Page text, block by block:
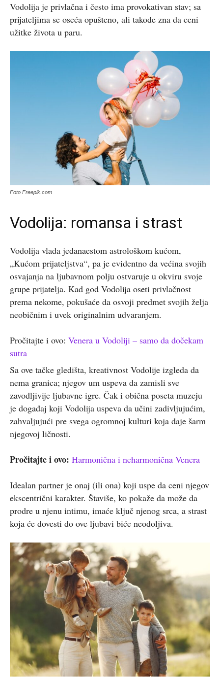
Vodolija je privlačna i često ima provokativan stav; sa
prijateljima se oseća opušteno, ali takođe zna da ceni
užitke života u paru.
Foto Freepik.com
Vodolija: romansa i strast
Vodolija vlada jedanaestom astrološkom kućom,
„Kućom prijateljstva“, pa je evidentno da većina svojih
osvajanja na ljubavnom polju ostvaruje u okviru svoje
grupe prijatelja. Kad god Vodolija oseti privlačnost
prema nekome, pokušaće da osvoji predmet svojih želja
neobičnim i uvek originalnim udvaranjem.
Pročitajte i ovo: Venera u Vodoliji – samo da dočekam
sutra
Sa ove tačke gledišta, kreativnost Vodolije izgleda da
nema granica; njegov um uspeva da zamisli sve
zavodljivije ljubavne igre. Čak i obična poseta muzeju
je događaj koji Vodolija uspeva da učini zadivljujućim,
zahvaljujući pre svega ogromnoj kulturi koja daje šarm
njegovoj ličnosti.
Pročitajte i ovo: Harmonična i neharmonična Venera
Idealan partner je onaj (ili ona) koji uspe da ceni njegov
ekscentrični karakter. Štaviše, ko pokaže da može da
prodre u njenu intimu, imaće ključ njenog srca, a strast
koja će dovesti do ove ljubavi biće neodoljiva.